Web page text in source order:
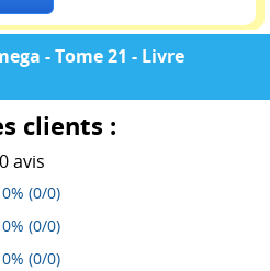
- Tome 21 - Livre
clients :
0avis
0% (0/0)
0% (0/0)
0% (0/0)